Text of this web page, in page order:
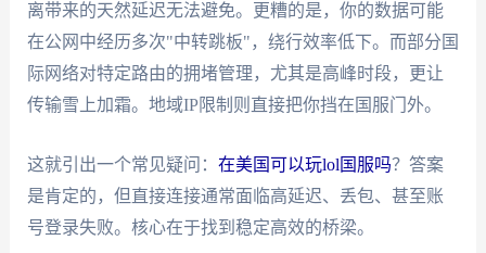
离带来的天然延迟无法避免。更糟的是，你的数据可能
在公网中经历多次"中转跳板"，绕行效率低下。而部分国
际网络对特定路由的拥堵管理，尤其是高峰时段，更让
传输雪上加霜。地域IP限制则直接把你挡在国服门外。
这就引出一个常见疑问： 在美国可以玩lol国服吗？答案
是肯定的，但直接连接通常面临高延迟、丢包、甚至账
号登录失败。核心在于找到稳定高效的桥梁。